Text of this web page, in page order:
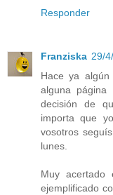
Responder
Franziska 29/
Hace ya
alguna
decisión de
importa que
vosotros
lunes.
Muy acertado
ejemplificado